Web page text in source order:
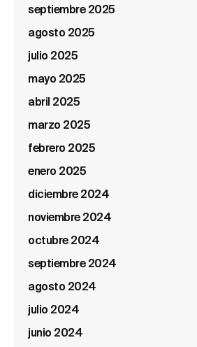
septiembre 2025
agosto 2025
julio 2025
mayo 2025
abril 2025
marzo 2025
febrero 2025
enero 2025
diciembre 2024
noviembre 2024
octubre 2024
septiembre 2024
agosto 2024
julio 2024
junio 2024